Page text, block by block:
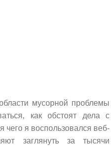
мусорной проблемы
как обстоят дела с
чего я воспользовался веб-
заглянуть за тысячи